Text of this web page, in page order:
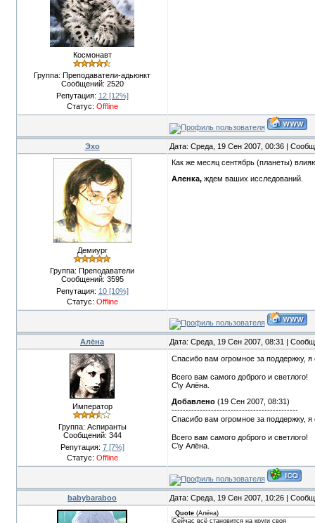
Космонавт
Группа: Преподаватели-адьюнкт
Сообщений: 2520
Репутация: 12 [12%]
Статус: Offline
Эхо Дата: Среда, 19 Сен 2007, 00:36 |
Демиург
Группа: Преподаватели
Сообщений: 3595
Репутация: 10 [10%]
Статус: Offline
Как же месяц сентябрь (планеты)
Аленка,ждем ваших исследований.
Алёна Дата: Среда, 19 Сен 2007, 08:31 |
Император
Группа: Аспиранты
Сообщений: 344
Репутация: 7 [7%]
Статус: Offline
Спасибо вам огромное за поддержку,
Всего вам самого доброго и светлого!
С\у Алёна.
Добавлено(19 Сен 2007, 08:31)
---------------------------------------------
Спасибо вам огромное за поддержку,
Всего вам самого доброго и светлого!
С\у Алёна.
babybaraboo Дата: Среда, 19 Сен 2007, 10:26 |
Quote(Алёна)
Сейчас всё становится на круги своя